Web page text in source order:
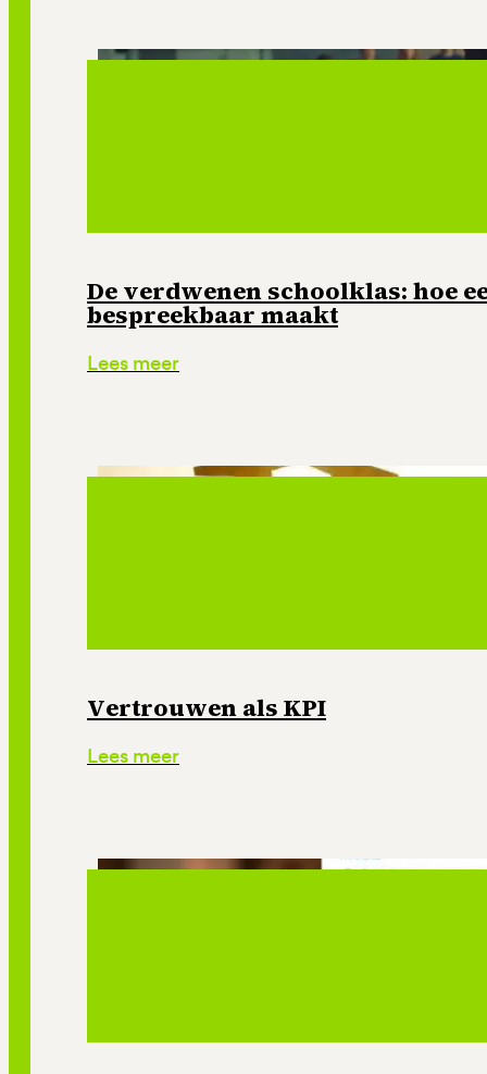
De verdwenen schoolklas: hoe
bespreekbaar maakt
Lees meer
Vertrouwen als KPI
Lees meer